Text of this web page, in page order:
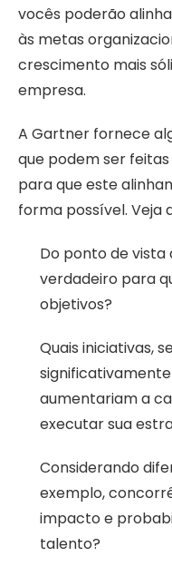
vocês poderão
às metas
crescimento mais
empresa.
A Gartner fornece
que podem ser
para que este
forma possível. Veja
Do ponto de vista
verdadeiro para
objetivos?
Quais iniciativas,
aumentariam a
executar sua
Considerando
exemplo,
impacto e
talento?